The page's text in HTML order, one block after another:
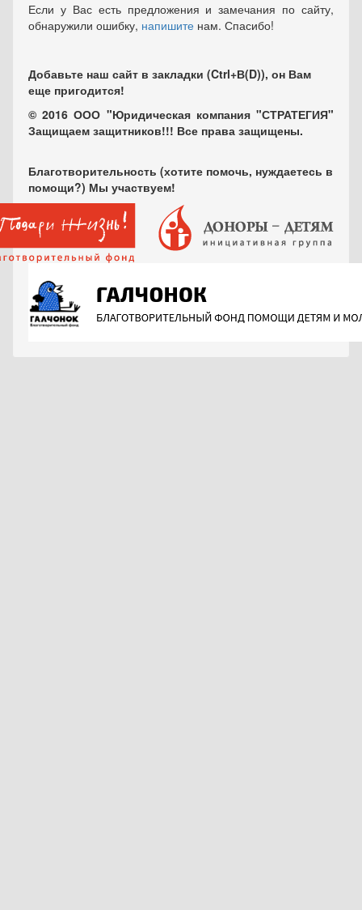
Если у Вас есть предложения и замечания по сайту,
обнаружили ошибку, напишите нам. Спасибо!
Добавьте наш сайт в закладки (Ctrl+В(D)), он Вам
еще пригодится!
© 2016 ООО "Юридическая компания "СТРАТЕГИЯ"
Защищаем защитников!!! Все права защищены.
Благотворительность (хотите помочь, нуждаетесь в
помощи?) Мы участвуем!